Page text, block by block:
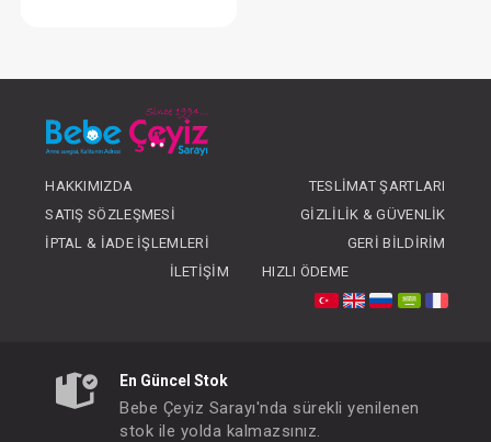
OLUNUZ
HAKKIMIZDA
TESLIMAT ŞARTLARI
SATIŞ SÖZLEŞMESI
GIZLILIK & GÜVENLIK
İPTAL & İADE İŞLEMLERI
GERI BILDIRIM
İLETIŞIM
HIZLI ÖDEME
En Güncel Stok
Bebe Çeyiz Sarayı'nda sürekli yenilenen
stok ile yolda kalmazsınız.